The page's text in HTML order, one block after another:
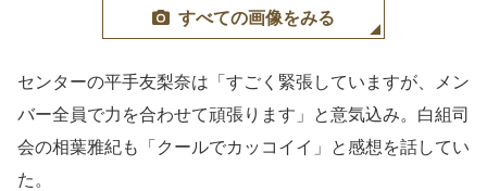
すべての画像をみる
センターの平手友梨奈は「すごく緊張していますが、メン
バー全員で力を合わせて頑張ります」と意気込み。白組司
会の相葉雅紀も「クールでカッコイイ」と感想を話してい
た。